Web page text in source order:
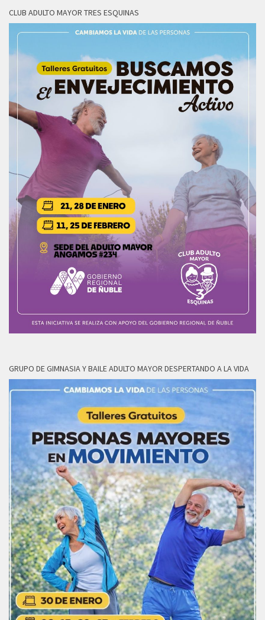
CLUB ADULTO MAYOR TRES ESQUINAS
GRUPO DE GIMNASIA Y BAILE ADULTO MAYOR DESPERTANDO A LA VIDA